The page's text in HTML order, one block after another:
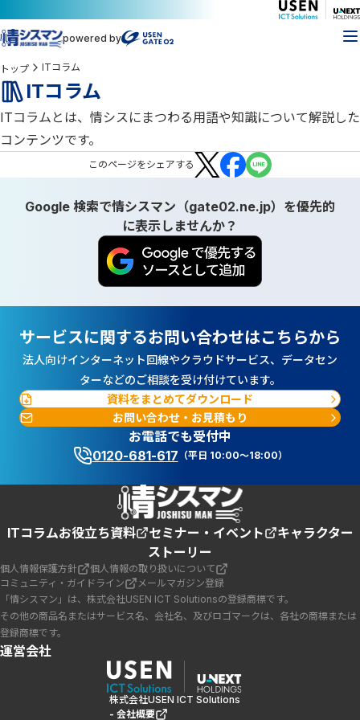
powered by
トップ ITコラム
ITコラム
ITコラムとは、情シスにまつわる用語や知識について解説した
コンテンツです。
このページをシェアする
Google 検索で情シスマン（gate02.ne.jp）を優先的
に表示しませんか？
サービスに関するお問い合わせはこちらから
法人向けインターネット回線やクラウドサービス、データセン
ターなどのご相談を受け付けています。
資料をまとめてダウンロード
お問い合わせ・お見積もり
お電話でも受付中
0120-681-617 （平日 10:00～18:00）
ITコラムお役立ち資料 セミナー・イベント
キャラクター
ストーリー
個人情報保護方針
個人情報の取り扱いについて
コミュニティ・ガイドライン
メールマガジン登録
「情シスマン」は、株式会社USEN ICT Solutionsの登録商標です。
その他の商品名またはサービス名、会社名、及びロゴマークは、各社の商標または
登録商標です。
運営会社
株式会社USEN ICT Solutions
- 会社概要